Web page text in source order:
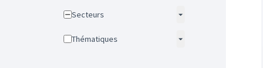
Secteurs
Thématiques